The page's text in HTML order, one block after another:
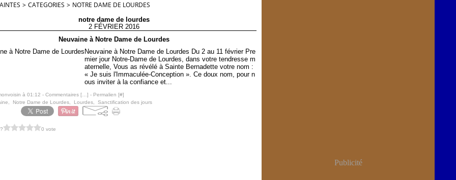
> CATEGORIES > NOTRE DAME DE LOURDES
notre dame de lourdes
2 FÉVRIER 2016
Neuvaine à Notre Dame de Lourdes
Neuvaine à Notre Dame de Lourdes Du 2 au 11 février Pre
mier jour Notre-Dame de Lourdes, dans votre tendresse m
aternelle, Vous as révélé à Sainte Bernadette votre nom :
« Je suis l'Immaculée-Conception ». Ce doux nom, pour n
ous inviter à la confiance et...
à 01:12 - Commentaires [ ] - Permalien [#]
Notre Dame de Lourdes Lourdes Sanctification des jours
0 vote
Publicité